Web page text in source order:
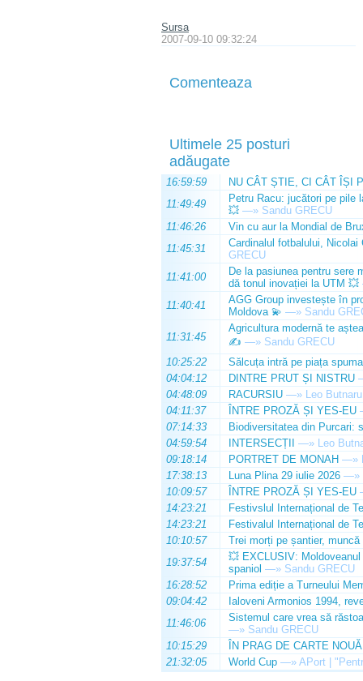
Sursa
2007-09-10 09:32:24
Comenteaza
Ultimele 25 posturi
adăugate
16:59:59
NU CÂT ȘTIE, CI CÂT ÎȘI
11:49:49
Petru Racu: jucători pe pile
💥 —» Sandu GRECU
11:46:26
Vin cu aur la Mondial de
11:45:31
Cardinalul fotbalului,
GRECU
11:41:00
De la pasiunea pentru sere
dă tonul inovației la UTM 💥
11:40:41
AGG Group investește în
Moldova 💫 —» Sandu
11:31:45
Agricultura modernă te
✍️ —» Sandu GRECU
10:25:22
Sălcuța intră pe piața
04:04:12
DINTRE PRUT ȘI NISTRU
04:48:09
RACURSIU —» Leo Butnaru
04:11:37
ÎNTRE PROZĂ ȘI YES-EU
07:14:33
Biodiversitatea din Purcari:
04:59:54
INTERSECȚII —» Leo
09:18:14
PORTRET DE MONAH —»
17:38:13
Luna Plina 29 iulie 2026 —»
10:09:57
ÎNTRE PROZĂ ȘI YES-EU
14:23:21
Festivslul Internațional de
14:23:21
Festivalul Internațional de
10:10:57
Trei morți pe șantier, muncă
19:37:54
💥 EXCLUSIV:
spaniol —» Sandu GRECU
16:28:52
Prima ediție a Turneului
09:04:42
Ialoveni Armonios 1994,
11:46:06
Sistemul care vrea să
—» Sandu GRECU
10:15:29
ÎN PRAG DE CARTE NOUĂ
21:32:05
World Cup —» APort |